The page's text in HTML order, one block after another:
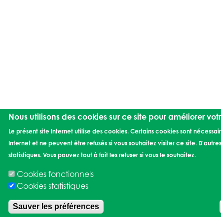
Nous utilisons des cookies sur ce site pour améliorer
Le présent site Internet utilise des cookies. Certains cookies sont
Internet et ne peuvent être refusés si vous souhaitez visiter ce site.
statistiques. Vous pouvez tout à fait les refuser si vous le souhaitez.
Cookies fonctionnels
Cookies statistiques
Sauver les préférences